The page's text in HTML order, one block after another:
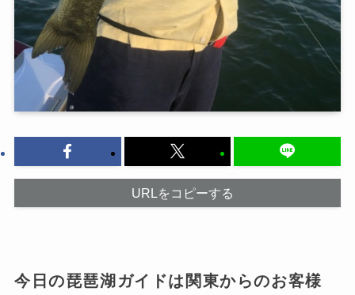
URLをコピーする
今日の琵琶湖ガイドは関東からのお客様